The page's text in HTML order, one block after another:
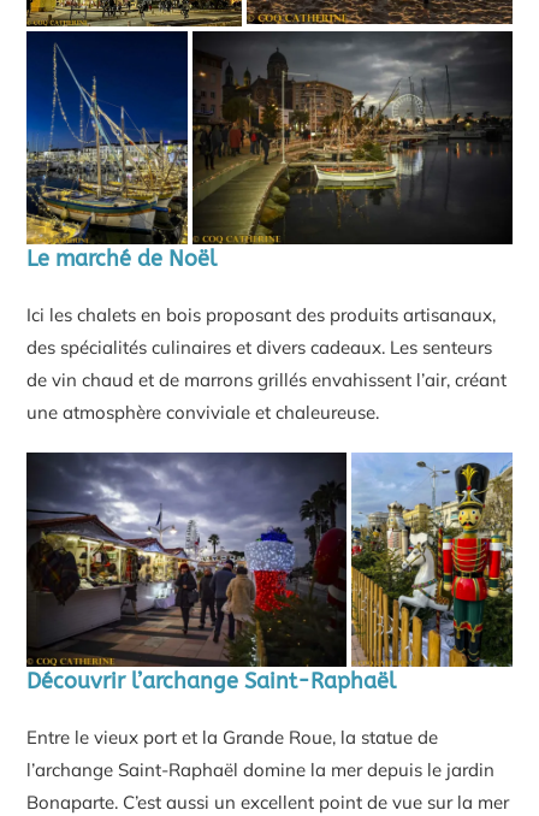
Le marché de Noël
Ici les chalets en bois proposant des produits artisanaux,
des spécialités culinaires et divers cadeaux. Les senteurs
de vin chaud et de marrons grillés envahissent l’air, créant
une atmosphère conviviale et chaleureuse.
Découvrir l’archange Saint-Raphaël
Entre le vieux port et la Grande Roue, la statue de
l’archange Saint-Raphaël domine la mer depuis le jardin
Bonaparte. C’est aussi un excellent point de vue sur la mer